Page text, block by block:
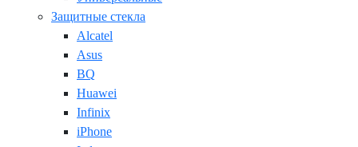
Защитные стекла
Alcatel
Asus
BQ
Huawei
Infinix
iPhone